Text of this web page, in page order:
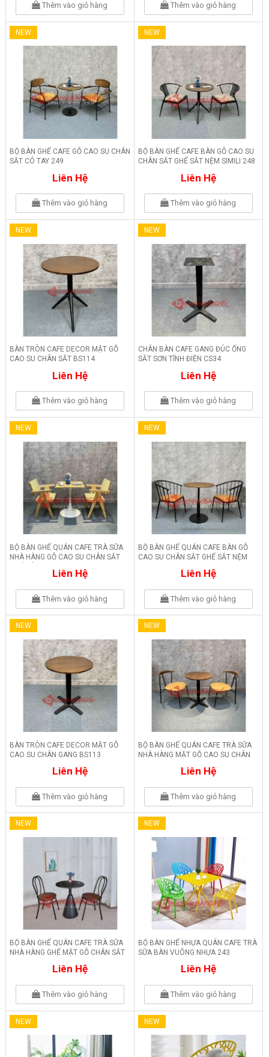
Thêm vào giỏ hàng Thêm vào giỏ hàng
NEW
BỘ BÀN GHẾ CAFE GỖ CAO SU CHÂN
SẮT CÓ TAY 249
Liên Hệ
Thêm vào giỏ hàng
NEW
BỘ BÀN GHẾ CAFE BÀN GỖ CAO SU
CHÂN SẮT GHẾ SẮT NỆM SIMILI 248
Liên Hệ
Thêm vào giỏ hàng
NEW
BÀN TRÒN CAFE DECOR MẶT GỖ
CAO SU CHÂN SẮT BS114
Liên Hệ
Thêm vào giỏ hàng
NEW
CHÂN BÀN CAFE GANG ĐÚC ỐNG
SẮT SƠN TĨNH ĐIỆN CS34
Liên Hệ
Thêm vào giỏ hàng
NEW
BỘ BÀN GHẾ QUÁN CAFE TRÀ SỮA
NHÀ HÀNG GỖ CAO SU CHÂN SẮT
Liên Hệ
Thêm vào giỏ hàng
NEW
BỘ BÀN GHẾ QUÁN CAFE BÀN GỖ
CAO SU CHÂN SẮT GHẾ SẮT NỆM
Liên Hệ
Thêm vào giỏ hàng
NEW
BÀN TRÒN CAFE DECOR MẶT GỖ
CAO SU CHÂN GANG BS113
Liên Hệ
Thêm vào giỏ hàng
NEW
BỘ BÀN GHẾ QUÁN CAFE TRÀ SỮA
NHÀ HÀNG MẶT GỖ CAO SU CHÂN
Liên Hệ
Thêm vào giỏ hàng
NEW
BỘ BÀN GHẾ QUÁN CAFE TRÀ SỮA
NHÀ HÀNG GHẾ MẶT GỖ CHÂN SẮT
Liên Hệ
Thêm vào giỏ hàng
NEW
BỘ BÀN GHẾ NHỰA QUÁN CAFE TRÀ
SỮA BÀN VUÔNG NHỰA 243
Liên Hệ
Thêm vào giỏ hàng
NEW NEW